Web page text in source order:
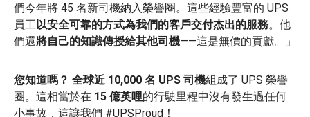
們今年將 45 名新司機納入榮譽圈。這些經驗豐富的 UPS
員工以安全可靠的方式為我們的客戶交付杰出的服務。他
們還將自己的知識傳授給其他司機——這是無價的貢獻。」
您知道嗎？ 全球近 10,000 名 UPS 司機組成了 UPS 榮譽
圈。這相當於在 15 億英哩的行駛里程中沒有發生過任何
小事故，這讓我們 #UPSProud！